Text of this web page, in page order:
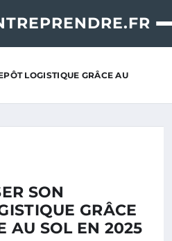
LOGISTIQUE GRÂCE AU
SON
GRÂCE
AU SOL EN 2025